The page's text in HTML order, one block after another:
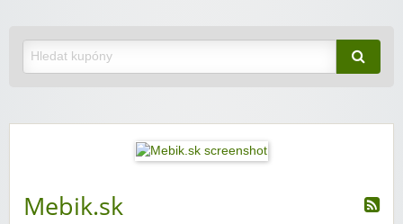
Mebik.sk